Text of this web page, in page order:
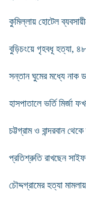
কুমিল্লায় হোটেল
বুড়িচংয়ে গৃহবধূ হত্যা,
সন্তান ঘুমের মধ্যে নাক
হাসপাতালে ভর্তি মির্জা
চট্টগ্রাম ও বান্দরবান
প্রতিশ্রুতি রাখছেন সাইফ
চৌদ্দগ্রামের হত্যা